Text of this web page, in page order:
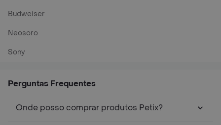
Budweiser
Neosoro
Sony
Perguntas Frequentes
Onde posso comprar produtos Petix?